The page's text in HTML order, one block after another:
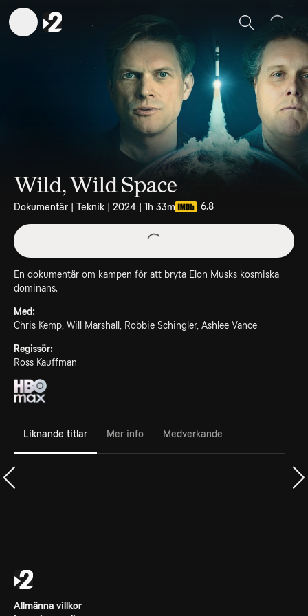
Sök
Wild, Wild Space
Dokumentär | Teknik | 2024 | 1h 33m 6.8
En dokumentär om kampen för att bryta Elon Musks kosmiska
dominans.
Med:
Chris Kemp, Will Marshall, Robbie Schingler, Ashlee Vance
Regissör:
Ross Kauffman
Liknande titlar Mer info Medverkande
Allmänna villkor